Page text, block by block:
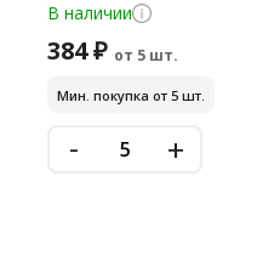
В наличии
384 ₽ от 5 шт.
Мин. покупка от 5 шт.
- +